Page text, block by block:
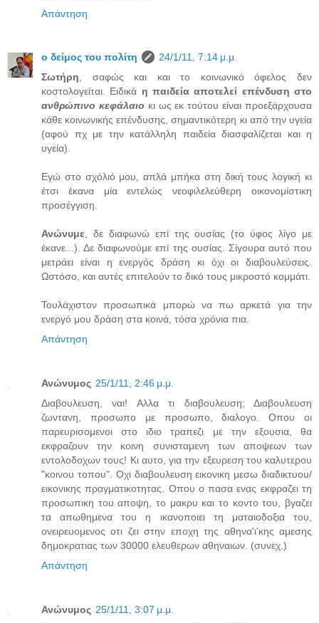
Απάντηση
ο δείμος του πολίτη
24/1/11, 7:14 μ.μ.
Σωτήρη, σαφώς και και το κοινωνικό όφελος δεν
κοστολογείται. Ειδικά η παιδεία αποτελεί επένδυση στο
ανθρώπινο κεφάλαιο κι ως εκ τούτου είναι προεξάρχουσα
κάθε κοινωνικής επένδυσης, σημαντικότερη κι από την υγεία
(αφού πχ με την κατάλληλη παιδεία διασφαλίζεται και η
υγεία).
Εγώ στο σχόλιό μου, απλά μπήκα στη δική τους λογική κι
έτσι έκανα μία εντελώς νεοφιλελεύθερη οικονομίστικη
προσέγγιση.
Ανώνυμε, δε διαφωνώ επί της ουσίας (το ύφος λίγο με
έκανε...). Δε διαφωνούμε επί της ουσίας. Σίγουρα αυτό που
μετράει είναι η ενεργός δράση κι όχι οι διαβουλεύσεις.
Ωστόσο, και αυτές επιτελούν το δικό τους μικροστό κομμάτι.
Τουλάχιστον προσωπικά μπορώ να πω αρκετά για την
ενεργό μου δράση στα κοινά, τόσα χρόνια πια.
Απάντηση
Ανώνυμος 25/1/11, 2:46 μ.μ.
Διαβουλευση, ναι! Αλλα τι διαβουλευση; Διαβουλευση
ζωντανη, προσωπο με προσωπο, διαλογο. Οπου οι
παρευρισομενοι στο ιδιο τραπεζι με την εξουσια, θα
εκφραζουν την κοινη συνισταμενη των αποψεων των
εντολοδοχων τους! Κι αυτο, για την εξευρεση του καλυτερου
"κοινου τοπου". Οχι διαβουλευση εικονικη μεσω διαδικτυου/
εικονικης πραγματικοτητας. Οπου ο πασα ενας εκφραζει τη
προσωπικη του αποψη, το μακρυ και το κοντο του, βγαζει
τα απωθημενα του η ικανοποιει τη ματαιοδοξια του,
ονειρευομενος οτι ζει στην εποχη της αθηνα'ι'κης αμεσης
δημοκρατιας των 30000 ελευθερων αθηναιων. (συνεχ.)
Απάντηση
Ανώνυμος 25/1/11, 3:07 μ.μ.